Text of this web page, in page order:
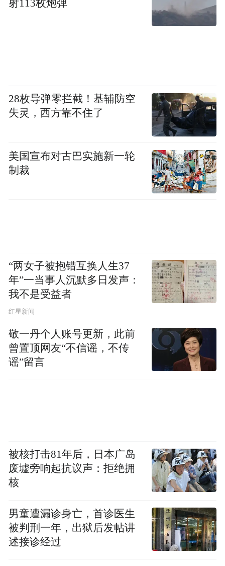
田华达表示：“这份荣誉是对我们农机手专业
技能的肯定，未来我将发挥传帮带精神，把
在比赛区域旁，机械化作业演示同步展开。
现场展示了从机收减损到秸秆打捆、机收测
产，再到翻耕平地、条播移栽等全环节机械
化作业。液压翻转犁、五铧犁、折叠式秸秆
还田机、卫星平地机、纯电动旋耕机、油菜
精量联合播种机、智能精量播种机……特别
值得一提的是，现场多款先进机具的现场演
力推广插秧机、精量播种机等主流机具外，
还在布局动平衡拖拉机、智能水田除草等机
械的研制攻关。同时，通过强化农事服务中
人才、强化联农带农服务等举措，全力构建
现代化农机服务体系。
射113枚炮弹
28枚导弹零拦截！基辅防空
失灵，西方靠不住了
美国宣布对古巴实施新一轮
制裁
“两女子被抱错互换人生37
年”一当事人沉默多日发声：
我不是受益者
红星新闻
敬一丹个人账号更新，此前
曾置顶网友“不信谣，不传
谣”留言
被核打击81年后，日本广岛
废墟旁响起抗议声：拒绝拥
核
男童遭漏诊身亡，首诊医生
被判刑一年，出狱后发帖讲
述接诊经过